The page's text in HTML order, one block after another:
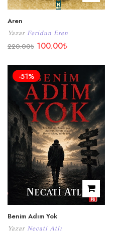
Aren
Yazar Feridun Eren
220.00₺ 100.00₺
-51%
Benim Adım Yok
Yazar Necati Atlı